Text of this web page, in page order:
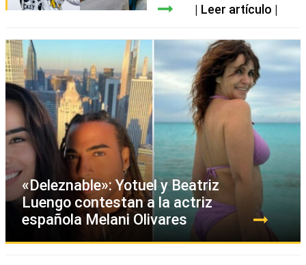
Leer artículo
«Deleznable»: Yotuel y Beatriz
Luengo contestan a la actriz
española Melani Olivares